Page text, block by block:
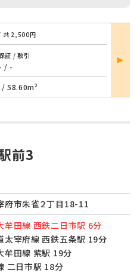
共 2,500円
証 / 敷引
- / -
/ 58.60m²
部屋
詳細
前3
府市朱雀２丁目18-11
牟田線 西鉄二日市駅 6分
太宰府線 西鉄五条駅 19分
牟田線 紫駅 19分
二日市駅 18分